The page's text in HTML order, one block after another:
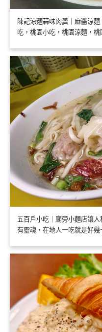
陳記涼麵蒜味肉羹｜麻醬涼
吃，桃園小吃，桃園涼麵，桃
五百戶小吃｜廟旁小麵店讓
有靈魂，在地人一吃就是好